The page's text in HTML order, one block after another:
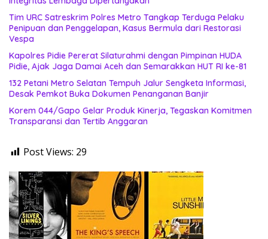
Tim URC Satreskrim Polres Metro Tangkap Terduga Pelaku
Penipuan dan Penggelapan, Kasus Bermula dari Restorasi
Vespa
Kapolres Pidie Pererat Silaturahmi dengan Pimpinan HUDA
Pidie, Ajak Jaga Damai Aceh dan Semarakkan HUT RI ke-81
132 Petani Metro Selatan Tempuh Jalur Sengketa Informasi,
Desak Pemkot Buka Dokumen Penanganan Banjir
Korem 044/Gapo Gelar Produk Kinerja, Tegaskan Komitmen
Transparansi dan Tertib Anggaran
Post Views: 29